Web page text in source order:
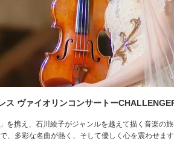
ス ヴァイオリンコンサートー
を携え、石川綾子がジャンルを越えて描く音楽の
、多彩な名曲が熱く、そして優しく心を震わせま